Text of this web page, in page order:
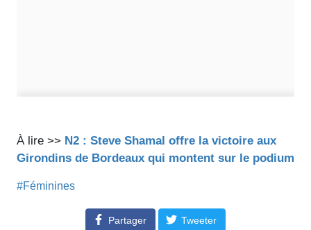
À lire >> N2 : Steve Shamal offre la victoire aux
Girondins de Bordeaux qui montent sur le podium
#Féminines
Partager Tweeter